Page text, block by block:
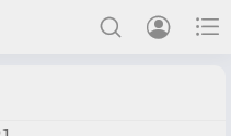


